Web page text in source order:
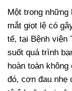
Một trong những
mắt giọt lệ có
tế, tại Bệnh viện
suốt quá trình
hoàn toàn
đó, cơn đau nhẹ